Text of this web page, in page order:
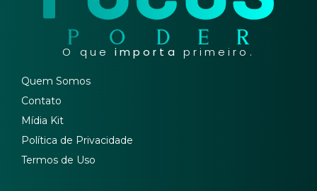
O que importa primeiro.
Quem Somos
Contato
Mídia Kit
Política de Privacidade
Termos de Uso